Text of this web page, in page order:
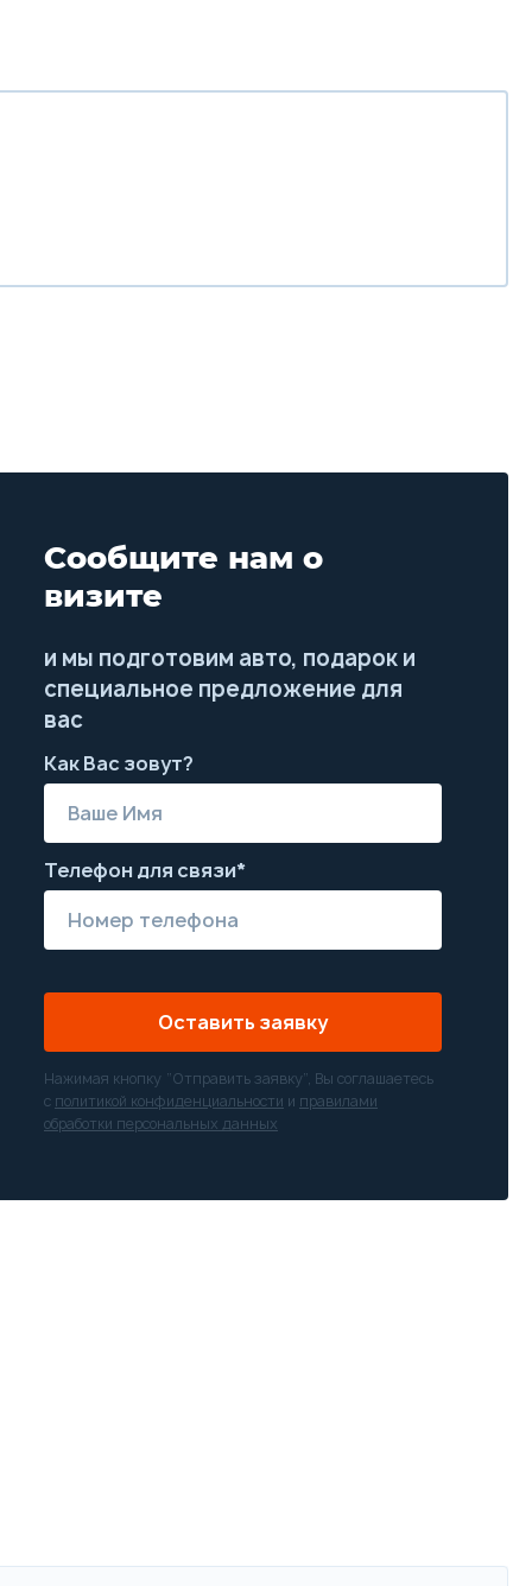
Сообщите нам о
визите
и мы подготовим авто, подарок и
специальное предложение для
вас
Как Вас зовут?
Телефон для связи*
Оставить заявку
Нажимая кнопку “Отправить заявку”, Вы соглашаетесь
с политикой конфиденциальности и правилами
обработки персональных данных